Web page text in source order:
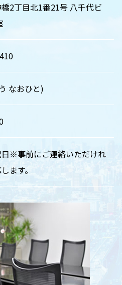
2丁目北1番21号 八千代ビ
なおひと)
※事前にご連絡いただけれ
ます。